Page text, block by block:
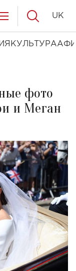
КУЛЬТУРА
UK
фото
и Меган